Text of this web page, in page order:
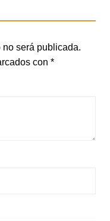
será publicada.
con *